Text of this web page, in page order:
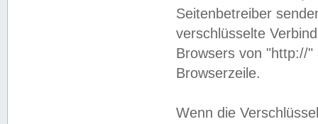
Seitenbetreiber
verschlüsselte
Browsers von "http://
Browserzeile.
Wenn die